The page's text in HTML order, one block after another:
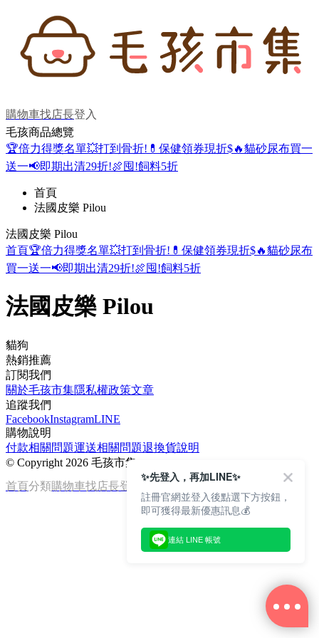
購物車找店長登入
毛孩商品總覽
🏆倍力得獎名單💥打到骨折! 💊保健領券現折$🔥貓砂尿布買一
送一📢即期出清29折!🍖囤!飼料5折
首頁
法國皮樂 Pilou
法國皮樂 Pilou
首頁🏆倍力得獎名單💥打到骨折! 💊保健領券現折$🔥貓砂尿布
買一送一📢即期出清29折!🍖囤!飼料5折
法國皮樂 Pilou
貓狗
熱銷推薦
訂閱我們
關於毛孩市集隱私權政策文章
追蹤我們
FacebookInstagramLINE
購物說明
付款相關問題運送相關問題退換貨說明
© Copyright 2026 毛孩市集
首頁分類購物車找店長登入
✨先登入，再加LINE✨
註冊官網並登入後點選下方按鈕，
即可獲得最新優惠訊息💰
連結 LINE 帳號